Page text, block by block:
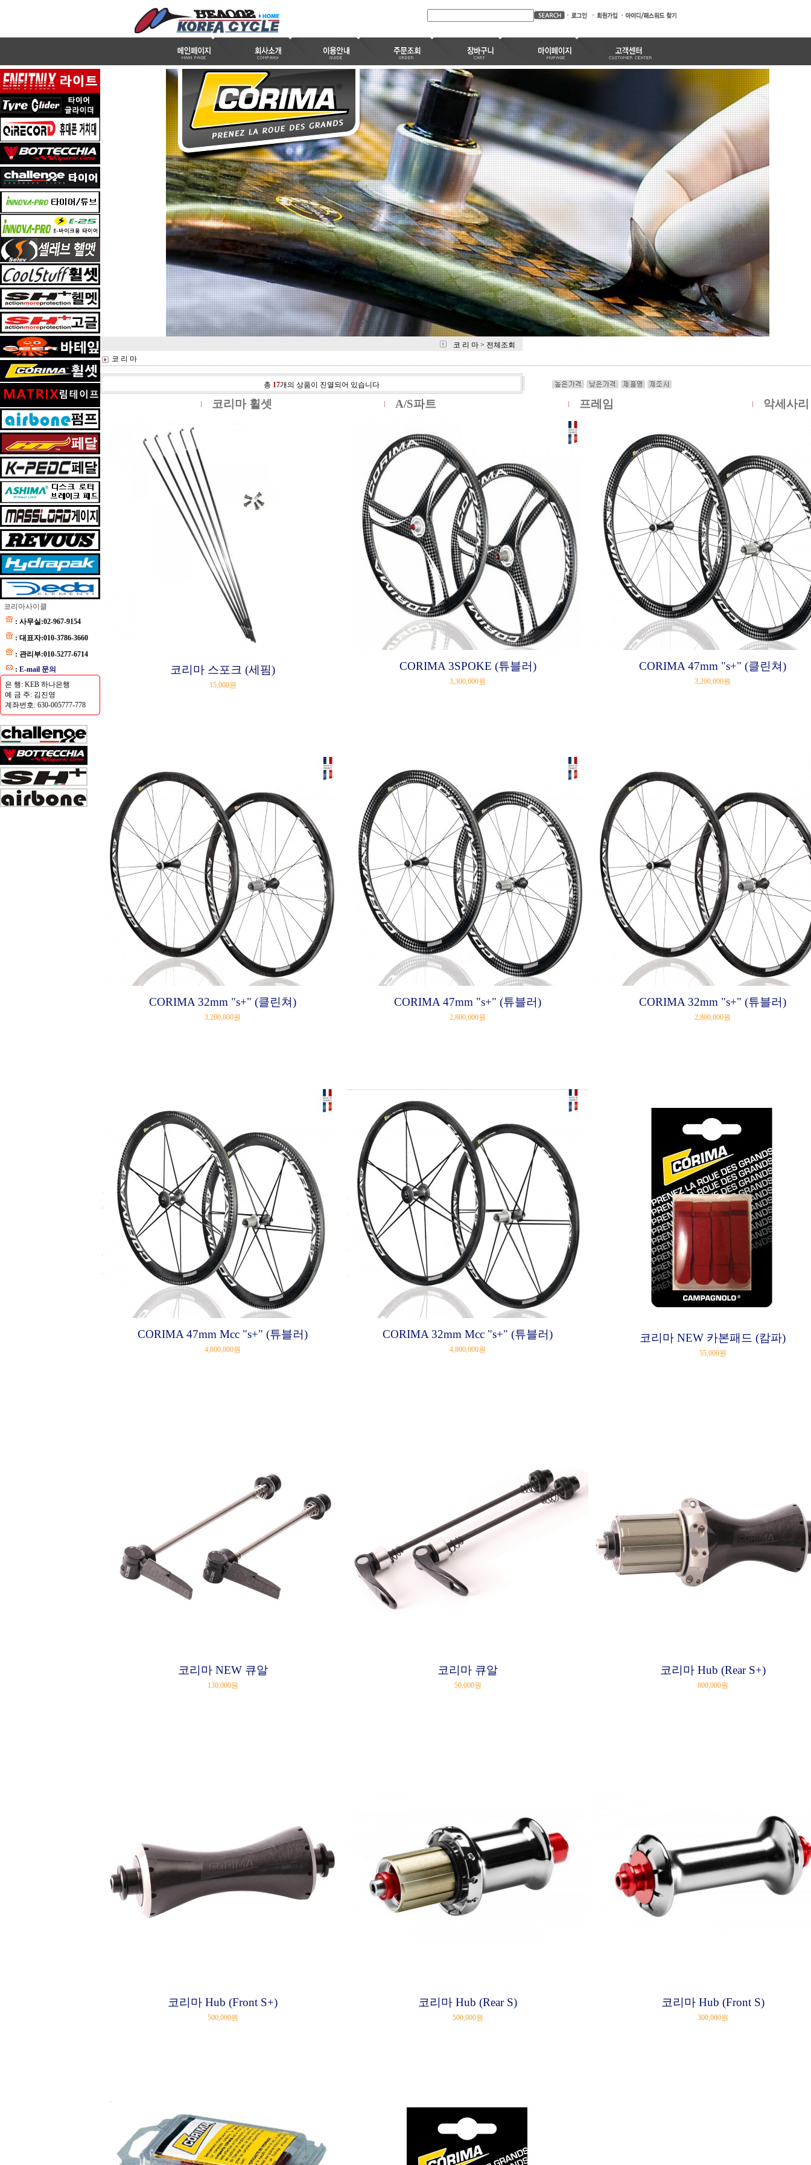
코리아사이클
: 사무실:02-967-9154
: 대표자:010-3786-3660
: 관리부:010-5277-6714
: E-mail 문의
은 행: KEB 하나은행
예 금 주: 김진영
계좌번호: 630-005777-778
코 리 마 > 전체조회
코 리 마
총 17개의 상품이 진열되어 있습니다
코리마 휠셋 A/S파트 프레임 악세사리
코리마 스포크 (세핌)
15,000원
CORIMA 3SPOKE (튜블러)
3,300,000원
CORIMA 47mm "s+" (클린쳐)
3,200,000원
CORIMA 32mm "s+" (클린쳐)
3,200,000원
CORIMA 47mm "s+" (튜블러)
2,800,000원
CORIMA 32mm "s+" (튜블러)
2,800,000원
CORIMA 47mm Mcc "s+" (튜블러)
4,800,000원
CORIMA 32mm Mcc "s+" (튜블러)
4,800,000원
코리마 NEW 카본패드 (캄파)
55,000원
코리마 NEW 큐알
130,000원
코리마 큐알
50,000원
코리마 Hub (Rear S+)
800,000원
코리마 Hub (Front S+)
500,000원
코리마 Hub (Rear S)
500,000원
코리마 Hub (Front S)
300,000원